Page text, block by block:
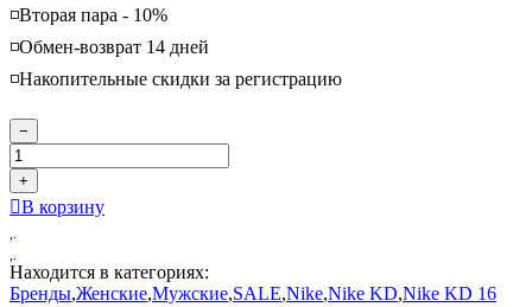
◽️Вторая пара - 10%
◽️Обмен-возврат 14 дней
◽️Накопительные скидки за регистрацию
−
+
В корзину
Находится в категориях:
Бренды,Женские,Мужские,SALE,Nike,Nike KD,Nike KD 16